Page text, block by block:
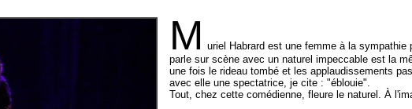
M
uriel Habrard est une femme à la sympathie
parle sur scène avec un naturel impeccable est la
une fois le rideau tombé et les applaudissements
avec elle une spectatrice, je cite : "éblouie".
Tout, chez cette comédienne, fleure le naturel. À